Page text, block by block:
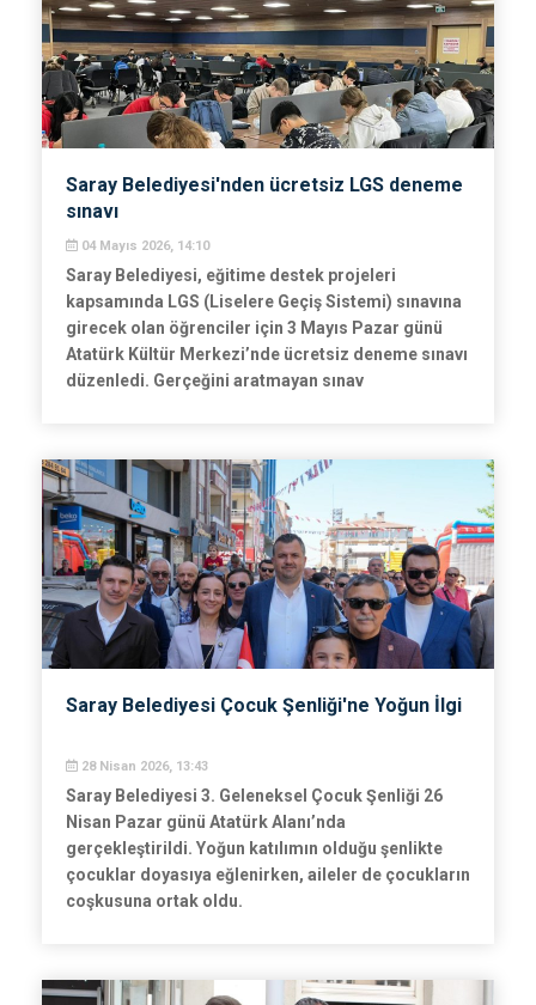
Saray Belediyesi'nden ücretsiz LGS deneme
sınavı
04 Mayıs 2026, 14:10
Saray Belediyesi, eğitime destek projeleri
kapsamında LGS (Liselere Geçiş Sistemi) sınavına
girecek olan öğrenciler için 3 Mayıs Pazar günü
Atatürk Kültür Merkezi’nde ücretsiz deneme sınavı
düzenledi. Gerçeğini aratmayan sınav
Saray Belediyesi Çocuk Şenliği'ne Yoğun İlgi
28 Nisan 2026, 13:43
Saray Belediyesi 3. Geleneksel Çocuk Şenliği 26
Nisan Pazar günü Atatürk Alanı’nda
gerçekleştirildi. Yoğun katılımın olduğu şenlikte
çocuklar doyasıya eğlenirken, aileler de çocukların
coşkusuna ortak oldu.